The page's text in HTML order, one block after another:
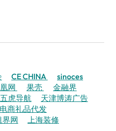
CE CHINA
sinoces
网 果壳
金融界
五虎导航
天津博涛广告
电商礼品代发
界网 上海装修